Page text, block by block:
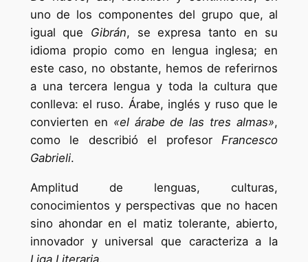
uno de los componentes del grupo que, al
igual que Gibrán, se expresa tanto en su
idioma propio como en lengua inglesa; en
este caso, no obstante, hemos de referirnos
a una tercera lengua y toda la cultura que
conlleva: el ruso. Árabe, inglés y ruso que le
convierten en «el árabe de las tres almas»,
como le describió el profesor Francesco
Gabrieli.
Amplitud de lenguas, culturas,
conocimientos y perspectivas que no hacen
sino ahondar en el matiz tolerante, abierto,
innovador y universal que caracteriza a la
Liga Literaria.